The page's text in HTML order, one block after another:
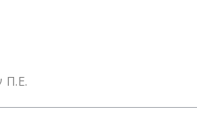
Π.Ε.